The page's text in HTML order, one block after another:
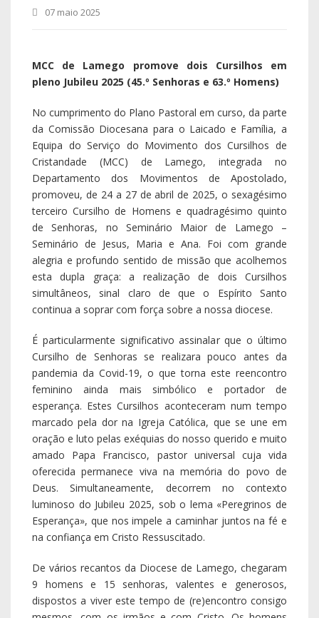
de Senhoras, no Seminário Maior de Lamego –
esta dupla graça: a realização de dois Cursilhos
simultâneos, sinal claro de que o Espírito Santo
continua a soprar com força sobre a nossa diocese.
É particularmente significativo assinalar que o último
Cursilho de Senhoras se realizara pouco antes da
pandemia da Covid-19, o que torna este reencontro
feminino ainda mais simbólico e portador de
esperança. Estes Cursilhos aconteceram num tempo
marcado pela dor na Igreja Católica, que se une em
oração e luto pelas exéquias do nosso querido e muito
amado Papa Francisco, pastor universal cuja vida
oferecida permanece viva na memória do povo de
Deus. Simultaneamente, decorrem no contexto
luminoso do Jubileu 2025, sob o lema «Peregrinos de
Esperança», que nos impele a caminhar juntos na fé e
na confiança em Cristo Ressuscitado.
De vários recantos da Diocese de Lamego, chegaram
9 homens e 15 senhoras, valentes e generosos,
dispostos a viver este tempo de (re)encontro consigo
mesmos, com os irmãos e com Cristo. Os homens
vieram de Aldeia de Nacomba, Figueira, Gosende,
Leomil, Moimenta da Beira e Valdigem; as senhoras,
de Alvite, Figueira do Douro, Lalim, Lamego, Magueija,
Picão, Santiago de Piães, Valdigem e Vila Nova de Foz
Côa. Foram estes irmãos e irmãs que aceitaram o
desafio de viver intensamente estes três dias, e que
com certeza regressam agora às suas comunidades
com o desejo profundo de ser fermento novo nos
seus ambientes.
A parte sacerdotal esteve a cargo dos Diretores
Espirituais Cónego José Melo, Cónego João Morgado e
Padre Ângelo Santos. A parte leiga contou, no dos